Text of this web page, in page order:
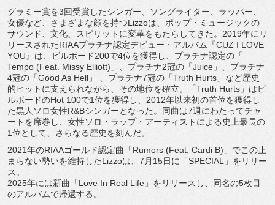
グラミー賞を3回受賞したシンガー、ソングライター、ラッパー、
女優など、さまざまな顔を持つLizzoは、ポップ・ ミュージックの
サウンド、文化、
スピリットに変革をもたらしてきた。 2019年にリ
リースされたRIAAプラチナ認定デビュー・ アルバム『CUZ I LOVE
YOU』は、ビルボード200で4位を獲得し、プラチナ認定の「
Tempo (Feat. Missy Elliott)」、プラチナ2冠の「Juice」、 プラチナ
4冠の「Good As Hell」 、プラチナ7冠の「Truth Hurts」など歴史
的ヒットに支えられながら、 その地位を確立。「Truth Hurts」はビ
ルボードのHot 100で1位を獲得し、 2012年以来初の首位を獲得し
た黒人ソロ女性R&Bシンガーとなった。同曲は7週にわたってチャ
ートを席巻し、 女性ソロ・ラップ・アーティストによる史上最長の
1位として、 さらなる歴史を刻んだ。
2021年のRIAAゴールド認定曲「Rumors (Feat. Cardi B)」でこの止
まらない勢いを維持したLizzoは、 7月15日に「SPECIAL」をリリー
ス。
2025年には新曲「Love In Real Life」をリリースし、同名の5枚目
のアルバムで帰還する。